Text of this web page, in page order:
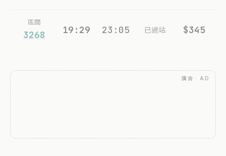
區間
3268 19:29 23:05 已過站 $345
廣告 · AD